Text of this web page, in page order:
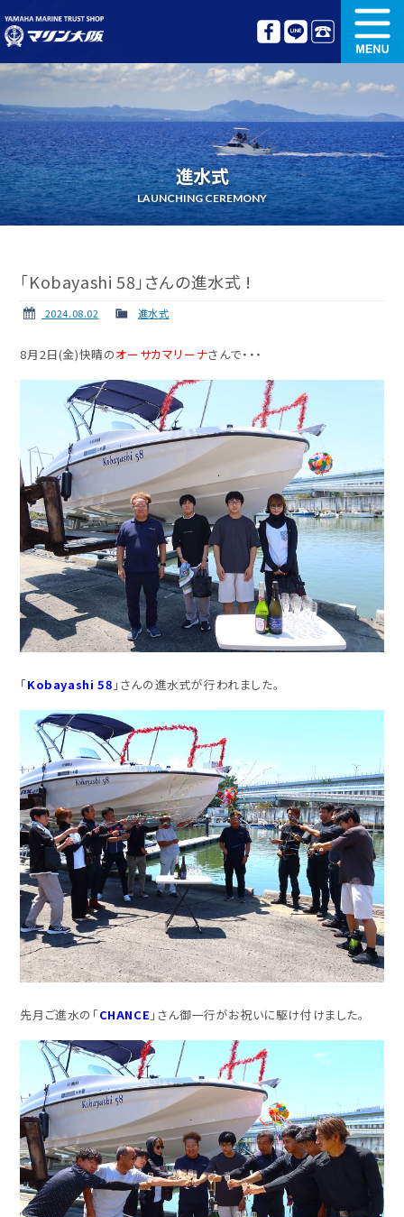
中古艇情報
オリジナル艤装 ボート免許講習
更新講習 クルージング情報
進水式
LAUNCHING CEREMONY
「Kobayashi 58」さんの進水式 !
2024.08.02 進水式
8月2日(金)快晴のオーサカマリーナさんで・・・
「Kobayashi 58 」さんの進水式が行われました。
先月ご進水の「CHANCE 」さん御一行がお祝いに駆け付けました。